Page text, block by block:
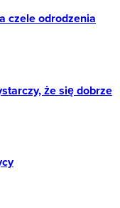
czele odrodzenia
że się dobrze